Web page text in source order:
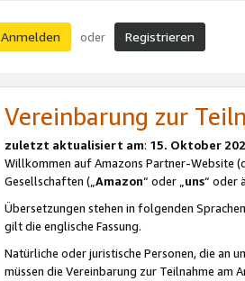
Anmelden oder Registrieren
Vereinbarung zur
zuletzt aktualisiert am: 15. Oktober
Willkommen auf Amazons Partner-Website
Gesellschaften („Amazon“ oder „uns“ oder
Übersetzungen stehen in folgenden
gilt die englische Fassung.
Natürliche oder juristische Personen, die an
müssen die Vereinbarung zur Teilnahme am